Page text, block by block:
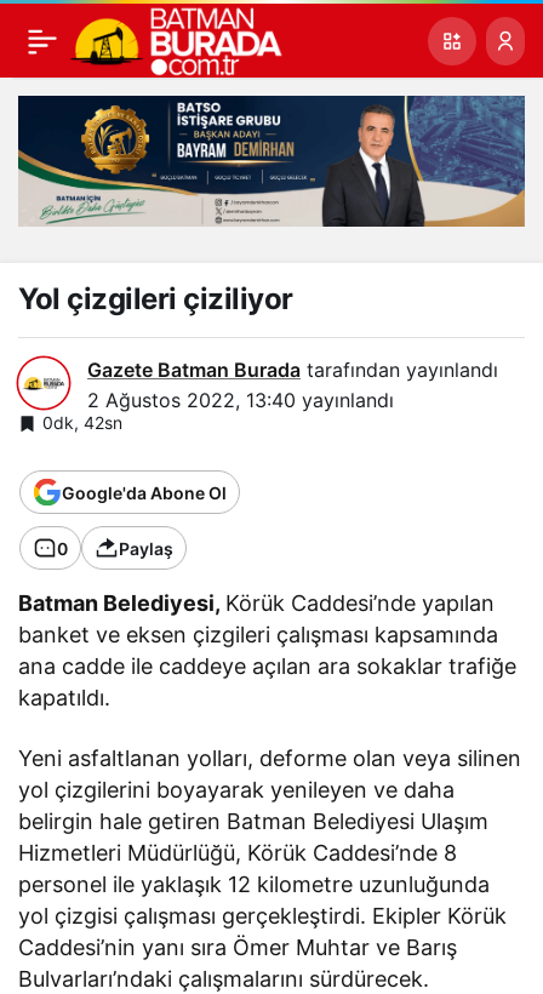
Yol çizgileri çiziliyor
Gazete Batman Burada tarafından yayınlandı
2 Ağustos 2022, 13:40 yayınlandı
0dk, 42sn
Google'da Abone Ol
0 Paylaş
Batman Belediyesi, Körük Caddesi’nde yapılan
banket ve eksen çizgileri çalışması kapsamında
ana cadde ile caddeye açılan ara sokaklar trafiğe
kapatıldı.
Yeni asfaltlanan yolları, deforme olan veya silinen
yol çizgilerini boyayarak yenileyen ve daha
belirgin hale getiren Batman Belediyesi Ulaşım
Hizmetleri Müdürlüğü, Körük Caddesi’nde 8
personel ile yaklaşık 12 kilometre uzunluğunda
yol çizgisi çalışması gerçekleştirdi. Ekipler Körük
Caddesi’nin yanı sıra Ömer Muhtar ve Barış
Bulvarları’ndaki çalışmalarını sürdürecek.